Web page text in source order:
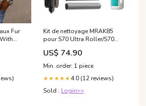
Fur
For
Kit de nettoyage MRAK85
pour S70 Ultra Roller/S70
Roller Robot aspirateur
US$ 74.90
Min. order: 1 piece
★★★★★ 4.0 (12 reviews)
Sold : Login>>